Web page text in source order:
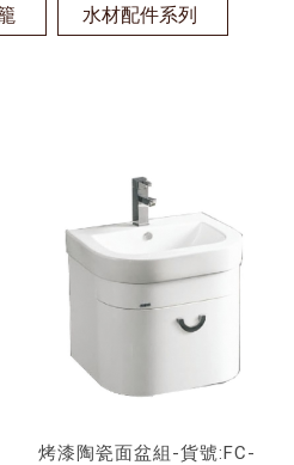
水材配件系列
烤漆陶瓷面盆組-貨號:FC-